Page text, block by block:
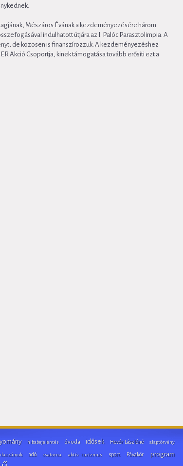
Mészáros Évának a kezdeményezésére három
indulhatott útjára az I. Palóc Parasztolimpia. A
de közösen is finanszírozzuk. A kezdeményezéshez
Akció Csoportja, kinek támogatása tovább erősíti ezt a
hibabejelentés óvoda idősek Hevér Lászlóné alaptörvény
adó csatorna aktív turizmus sport Pávakör program